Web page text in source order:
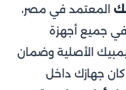
المعتمد في مصر،
جميع أجهزة
الأصلية وضمان
جهازك داخل